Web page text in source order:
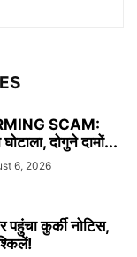
SCAM:
दोगुने दामों...
6, 2026
कुर्की नोटिस,